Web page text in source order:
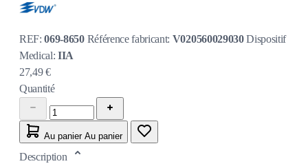
REF:069-8650 Référence fabricant: V020560029030Dispositif
Medical:IIA
27,49 €
Quantité
Au panier Au panier
Description